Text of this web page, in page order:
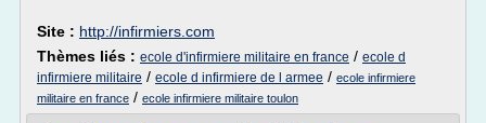
Site : http://infirmiers.com
Thèmes liés : ecole d'infirmiere militaire en france / ecole d
infirmiere militaire / ecole d infirmiere de l armee / ecole infirmiere
militaire en france / ecole infirmiere militaire toulon